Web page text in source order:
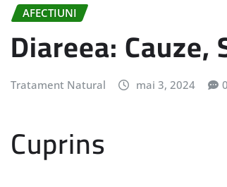
AFECTIUNI
Diareea:
Tratament Natural mai 3, 2024 0
Cuprins